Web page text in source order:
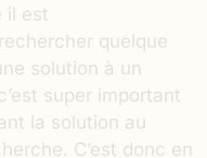
il est
quelque
solution à un
super important
la solution au
C’est donc en